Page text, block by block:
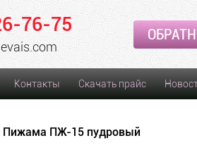
76-75
Контакты Скачать прайс
Пижама ПЖ-15 пудровый